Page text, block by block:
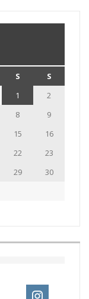
S
S
1
2
8
9
15
16
22
23
29
30